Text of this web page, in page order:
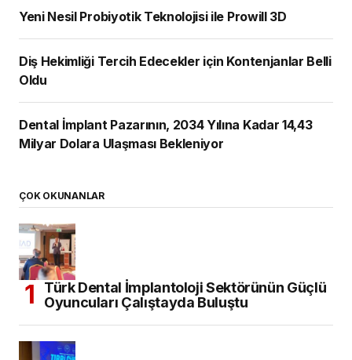
Yeni Nesil Probiyotik Teknolojisi ile Prowill 3D
Diş Hekimliği Tercih Edecekler için Kontenjanlar Belli
Oldu
Dental İmplant Pazarının, 2034 Yılına Kadar 14,43
Milyar Dolara Ulaşması Bekleniyor
ÇOK OKUNANLAR
Türk Dental İmplantoloji Sektörünün Güçlü
Oyuncuları Çalıştayda Buluştu